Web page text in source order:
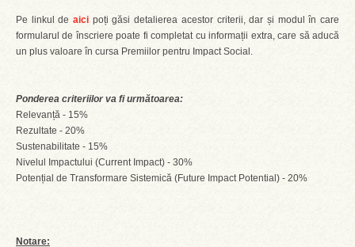
Pe linkul deaici poți găsi detalierea acestor criterii, dar și modul în care
formularul de înscriere poate fi completat cu informații extra, care să aducă
un plus valoare în cursa Premiilor pentru Impact Social.
Ponderea criteriilor va fi următoarea:
Relevanță - 15%
Rezultate - 20%
Sustenabilitate - 15%
Nivelul Impactului (Current Impact) - 30%
Potențial de Transformare Sistemică (Future Impact Potential) - 20%
Notare: